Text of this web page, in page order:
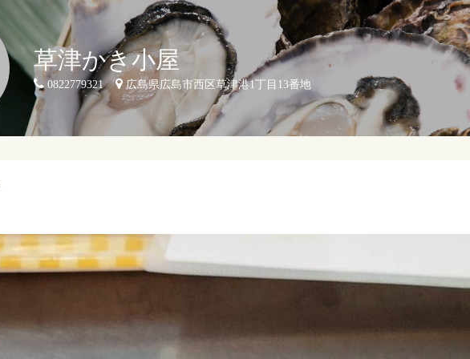
草津かき小屋
0822779321 広島県広島市西区草津港1丁目13番地